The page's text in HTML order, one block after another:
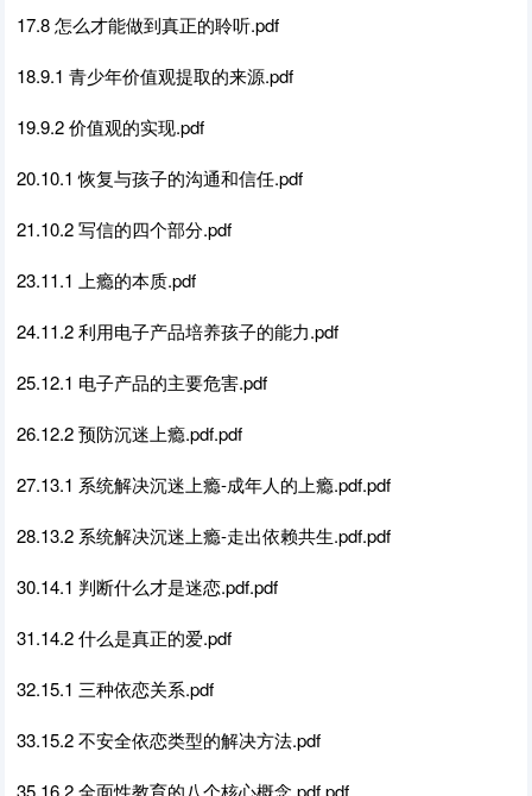
17.8 怎么才能做到真正的聆听.pdf
18.9.1 青少年价值观提取的来源.pdf
19.9.2 价值观的实现.pdf
20.10.1 恢复与孩子的沟通和信任.pdf
21.10.2 写信的四个部分.pdf
23.11.1 上瘾的本质.pdf
24.11.2 利用电子产品培养孩子的能力.pdf
25.12.1 电子产品的主要危害.pdf
26.12.2 预防沉迷上瘾.pdf.pdf
27.13.1 系统解决沉迷上瘾-成年人的上瘾.pdf.pdf
28.13.2 系统解决沉迷上瘾-走出依赖共生.pdf.pdf
30.14.1 判断什么才是迷恋.pdf.pdf
31.14.2 什么是真正的爱.pdf
32.15.1 三种依恋关系.pdf
33.15.2 不安全依恋类型的解决方法.pdf
35.16.2 全面性教育的八个核心概念.pdf.pdf